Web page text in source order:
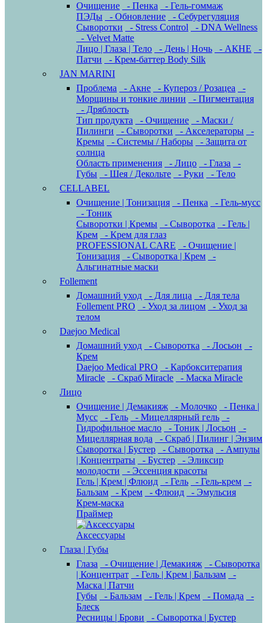
Очищение
- Пенка
- Гель-гоммаж
ПЭДы
- Обновление
- Себурегуляция
Сыворотки
- Stress Control
- DNA Wellness
- Velvet Matte
Лицо | Глаза | Тело
- День | Ночь - АКНЕ
-
Патчи
- Крем-баттер Body Silk
JAN MARINI
Проблема
- Акне - Купероз / Розацеа
-
Морщины и тонкие линии
- Пигментация
- Дряблость
Тип продукта
- Очищение
- Маски /
Пилинги
- Сыворотки - Акселераторы
-
Кремы
- Системы / Наборы
- Защита от
солнца
Область применения
- Лицо - Глаза
-
Губы
- Шея / Декольте - Руки
- Тело
CELLABEL
Очищение | Тонизация
- Пенка
- Гель-мусс
- Тоник
Сыворотки | Кремы
- Сыворотка
- Гель |
Крем
- Крем для глаз
PROFESSIONAL CARE
- Очищение |
Тонизация
- Сыворотка | Крем
-
Альгинатные маски
Follement
Домашний уход
- Для лица
- Для тела
Follement PRO
- Уход за лицом
- Уход за
телом
Daejoo Medical
Домашний уход
- Сыворотка - Лосьон
-
Крем
Daejoo Medical PRO
- Карбокситерапия
Miracle
- Скраб Miracle
- Маска Miracle
Лицо
Очищение | Демакияж
- Молочко
- Пенка |
Мусс
- Гель - Мицеллярный гель
-
Гидрофильное масло
- Тоник | Лосьон
-
Мицеллярная вода
- Скраб | Пилинг | Энзим
Сыворотка | Бустер
- Сыворотка
- Ампулы
| Концентраты
- Бустер
- Эликсир
молодости
- Эссенция красоты
Гель | Крем | Флюид
- Гель - Гель-крем
-
Бальзам
- Крем - Флюид
- Эмульсия
Крем-маска
Праймер
Аксессуары
Глаза | Губы
Глаза
- Очищение | Демакияж
- Сыворотка
| Концентрат
- Гель | Крем | Бальзам
-
Маска | Патчи
Губы
- Бальзам - Гель | Крем - Помада
-
Блеск
Ресницы | Брови
- Сыворотка | Бустер